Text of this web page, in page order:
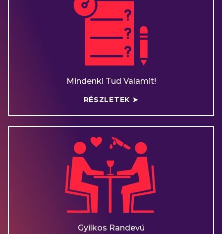
Mindenki Tud Valamit!
RÉSZLETEK ➤
Gyilkos Randevú